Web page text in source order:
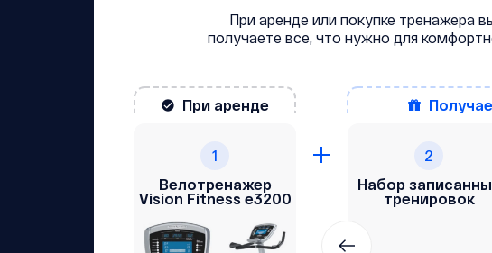
При аренде или покупке тренажера
получаете все, что нужно для
При аренде
1
Велотренажер
Vision Fitness e3200
2
Набор
тренировок